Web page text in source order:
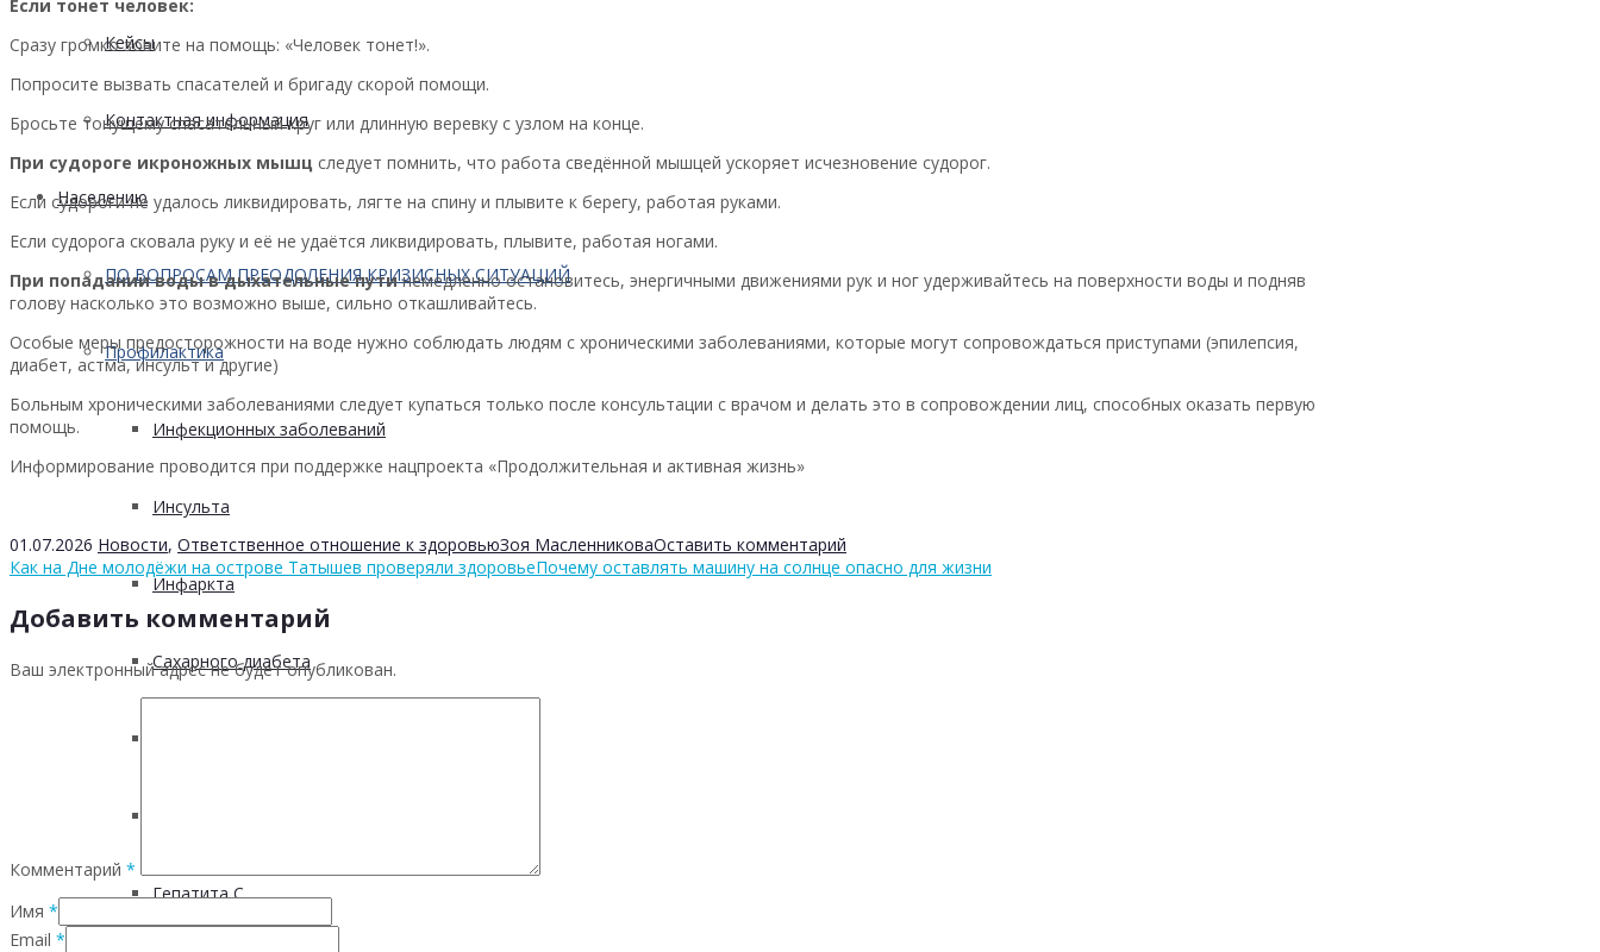
Кейсы
Контактная информация
Населению
ПО ВОПРОСАМ ПРЕОДОЛЕНИЯ КРИЗИСНЫХ СИТУАЦИЙ
Профилактика
Инфекционных заболеваний
Инсульта
Инфаркта
Сахарного диабета
Гепатита С
Если тонет человек:
Сразу громко зовите на помощь: «Человек тонет!».
Попросите вызвать спасателей и бригаду скорой помощи.
Бросьте тонущему спасательный круг или длинную веревку с узлом на конце.
При судороге икроножных мышц следует помнить, что работа сведённой мышцей ускоряет исчезновение судорог.
Если судороги не удалось ликвидировать, лягте на спину и плывите к берегу, работая руками.
Если судорога сковала руку и её не удаётся ликвидировать, плывите, работая ногами.
При попадании воды в дыхательные путинемедленно остановитесь, энергичными движениями рук и ног удерживайтесь на поверхности воды и подняв
голову насколько это возможно выше, сильно откашливайтесь.
Особые меры предосторожности на воде нужно соблюдать людям с хроническими заболеваниями, которые могут сопровождаться приступами (эпилепсия,
диабет, астма, инсульт и другие)
Больным хроническими заболеваниями следует купаться только после консультации с врачом и делать это в сопровождении лиц, способных оказать первую
помощь.
Информирование проводится при поддержке нацпроекта «Продолжительная и активная жизнь»
01.07.2026 Новости, Ответственное отношение к здоровьюЗоя МасленниковаОставить комментарий
Как на Дне молодёжи на острове Татышев проверяли здоровьеПочему оставлять машину на солнце опасно для жизни
Добавить комментарий
Ваш электронный адрес не будет опубликован.
Комментарий *
Имя *
Email *